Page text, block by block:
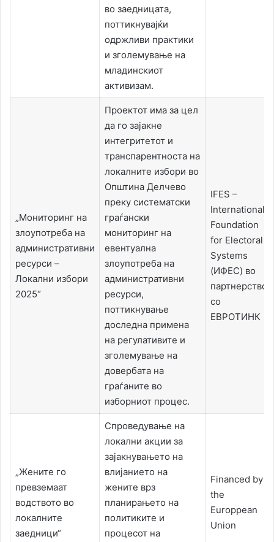
во заедницата,
поттикнувајќи
одржливи практики
и зголемување на
младинскиот
активизам.
„Мониторинг на
злоупотреба на
административни
ресурси –
Локални избори
2025“
Проектот има за цел
да го зајакне
интегритетот и
транспарентноста на
локалните избори во
Општина Делчево
преку систематски
граѓански
мониторинг на
евентуална
злоупотреба на
административни
ресурси,
поттикнување
доследна примена
на регулативите и
зголемување на
довербата на
граѓаните во
изборниот процес.
IFES –
International
Foundation
for Electoral
Systems
(ИФЕС) во
партнерство
со
ЕВРОТИНК
„Жените го
превземаат
водството во
локалните
заедници“
Спроведување на
локални акции за
зајакнувањето на
влијанието на
жените врз
планирањето на
политиките и
процесот на
Financed by
the
Europpean
Union